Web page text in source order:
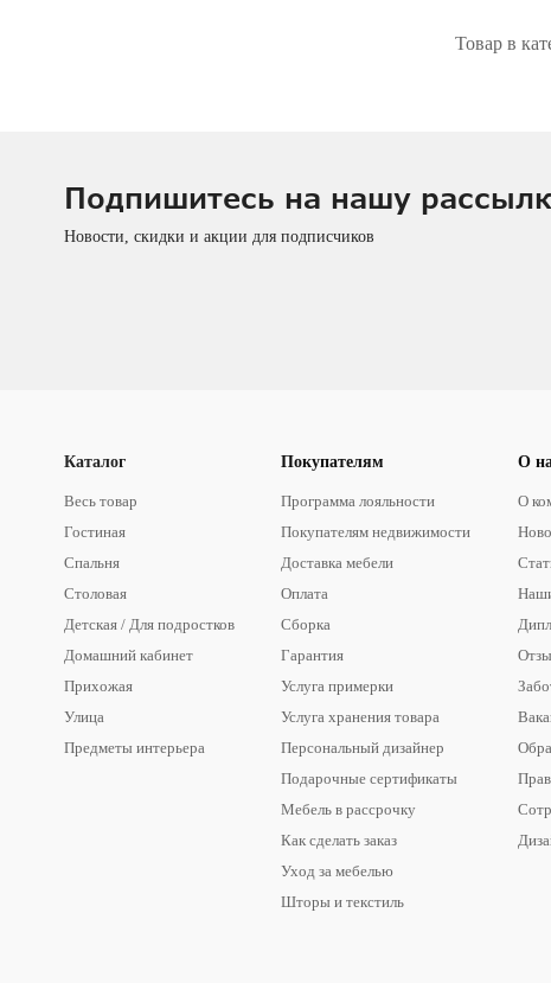
Товар в
Подпишитесь на нашу
Новости, скидки и акции для подписчиков
Каталог
Весь товар
Гостиная
Спальня
Столовая
Детская / Для подростков
Домашний кабинет
Прихожая
Улица
Предметы интерьера
Покупателям
Программа лояльности
Покупателям недвижимости
Доставка мебели
Оплата
Сборка
Гарантия
Услуга примерки
Услуга хранения товара
Персональный дизайнер
Подарочные сертификаты
Мебель в рассрочку
Как сделать заказ
Уход за мебелью
Шторы и текстиль
О
О